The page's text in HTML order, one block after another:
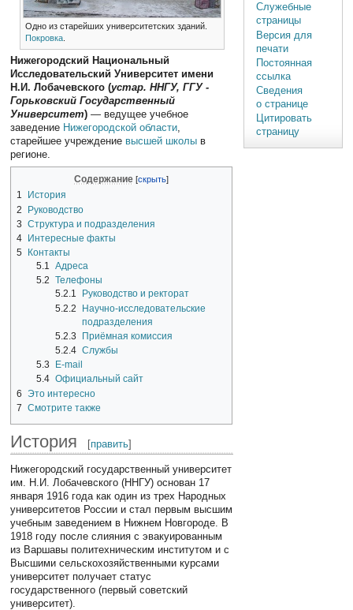
Одно из старейших университетских зданий.
Покровка.
Нижегородский Национальный
Исследовательский Университет имени
Н.И. Лобачевского (устар. ННГУ, ГГУ -
Горьковский Государственный
Университет) — ведущее учебное
заведение Нижегородской области,
старейшее учреждение высшей школы в
регионе.
Содержание
1
История
2
Руководство
3
Структура и подразделения
4
Интересные факты
5
Контакты
5.1 Адреса
5.2 Телефоны
5.2.1
Руководство и ректорат
5.2.2
Научно-исследовательские
подразделения
5.2.3
Приёмная комиссия
5.2.4 Службы
5.3
Е-mail
5.4 Официальный сайт
6
Это интересно
7
Смотрите также
История [править]
Нижегородский государственный университет
им. Н.И. Лобачевского (ННГУ) основан 17
января 1916 года как один из трех Народных
университетов России и стал первым высшим
учебным заведением в Нижнем Новгороде. В
1918 году после слияния с эвакуированным
из Варшавы политехническим институтом и с
Высшими сельскохозяйственными курсами
университет получает статус
государственного (первый советский
университет).
Служебные
страницы
Версия для
печати
Постоянная
ссылка
Сведения
о странице
Цитировать
страницу